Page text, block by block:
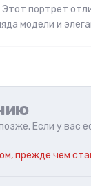
портрет
модели и
Если у вас
прежде чем